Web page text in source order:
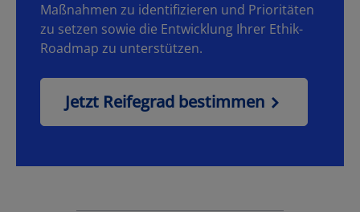
Maßnahmen zu identifizieren und Prioritäten
zu setzen sowie die Entwicklung Ihrer Ethik-
Roadmap zu unterstützen.
Jetzt Reifegrad bestimmen